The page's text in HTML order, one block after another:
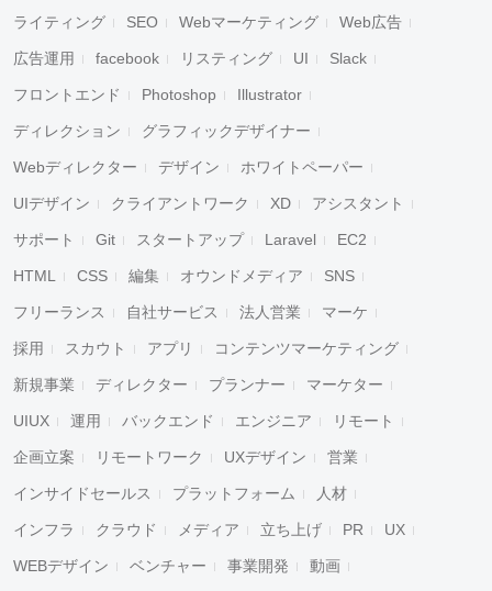
ライティング SEO Webマーケティング Web広告
広告運用 facebook リスティング UI Slack
フロントエンド Photoshop Illustrator
ディレクション グラフィックデザイナー
Webディレクター デザイン ホワイトペーパー
UIデザイン クライアントワーク XD アシスタント
サポート Git スタートアップ Laravel EC2
HTML CSS 編集 オウンドメディア SNS
フリーランス 自社サービス 法人営業 マーケ
採用 スカウト アプリ コンテンツマーケティング
新規事業 ディレクター プランナー マーケター
UIUX 運用 バックエンド エンジニア リモート
企画立案 リモートワーク UXデザイン 営業
インサイドセールス プラットフォーム 人材
インフラ クラウド メディア 立ち上げ PR UX
WEBデザイン ベンチャー 事業開発 動画